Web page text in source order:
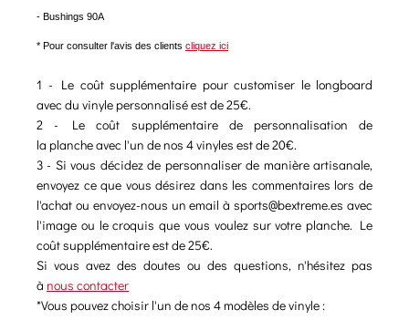
- Bushings 90A
* Pour consulter l'avis des clients cliquez ici
1 - Le coût supplémentaire pour customiser le longboard
avec du vinyle personnalisé est de 25€.
2 - Le coût supplémentaire de personnalisation de
la planche avec l'un de nos 4 vinyles est de 20€.
3 - Si vous décidez de personnaliser de manière artisanale,
envoyez ce que vous désirez dans les commentaires lors de
l'achat ou envoyez-nous un email à sports@bextreme.es avec
l'image ou le croquis que vous voulez sur votre planche. Le
coût supplémentaire est de 25€.
Si vous avez des doutes ou des questions, n'hésitez pas
à nous contacter
*Vous pouvez choisir l'un de nos 4 modèles de vinyle :